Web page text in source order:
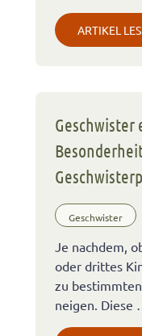
ARTIKEL
Geschwister
Geschwister
Je nachdem,
oder drittes
zu
neigen. Diese